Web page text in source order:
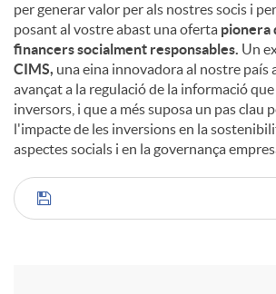
per generar valor per als nostres socis i
posant al vostre abast una oferta pionera
financers socialment responsables. Un
CIMS, una eina innovadora al nostre país
avançat a la regulació de la informació
inversors, i que a més suposa un pas clau
l'impacte de les inversions en la
aspectes socials i en la governança
C